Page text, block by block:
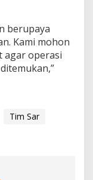
berupaya
Kami mohon
agar operasi
Tim Sar